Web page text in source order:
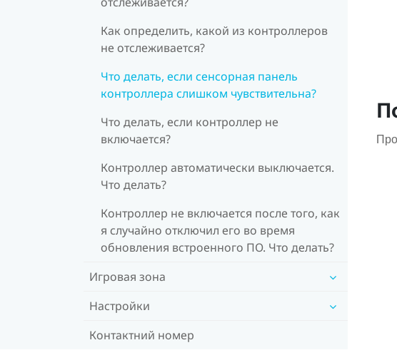
Как определить, какой из контроллеров
не отслеживается?
Что делать, если сенсорная панель
контроллера слишком чувствительна?
Что делать, если контроллер не
включается?
Контроллер автоматически выключается.
Что делать?
Контроллер не включается после того, как
я случайно отключил его во время
обновления встроенного ПО. Что делать?
Игровая зона
Настройки
Контактний номер